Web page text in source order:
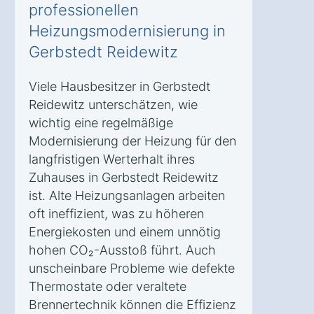
professionellen
Heizungsmodernisierung in
Gerbstedt Reidewitz
Viele Hausbesitzer in Gerbstedt
Reidewitz unterschätzen, wie
wichtig eine regelmäßige
Modernisierung der Heizung für den
langfristigen Werterhalt ihres
Zuhauses in Gerbstedt Reidewitz
ist. Alte Heizungsanlagen arbeiten
oft ineffizient, was zu höheren
Energiekosten und einem unnötig
hohen CO₂-Ausstoß führt. Auch
unscheinbare Probleme wie defekte
Thermostate oder veraltete
Brennertechnik können die Effizienz